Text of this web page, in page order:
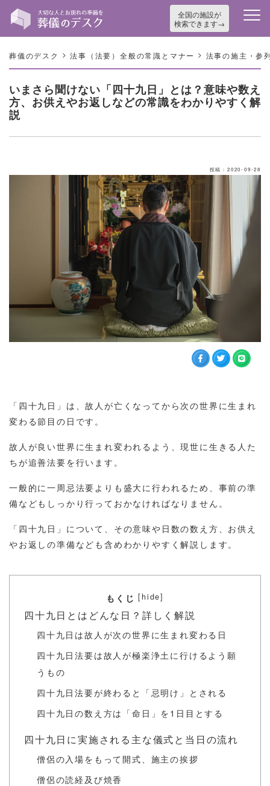
全国の施設が
検索できます
葬儀のデスク >法事（法要）全般の常識とマナー > 法事の施主・参
いまさら聞けない「四十九日」とは？意味や数え
方、お供えやお返しなどの常識をわかりやすく解
説
投稿：2020-09-28
「四十九日」は、故人が亡くなってから次の世界に生まれ
変わる節目の日です。
故人が良い世界に生まれ変われるよう、現世に生きる人た
ちが追善法要を行います。
一般的に一周忌法要よりも盛大に行われるため、事前の準
備などもしっかり行っておかなければなりません。
「四十九日」について、その意味や日数の数え方、お供え
やお返しの準備なども含めわかりやすく解説します。
もくじ [hide]
四十九日とはどんな日？詳しく解説
四十九日は故人が次の世界に生まれ変わる日
四十九日法要は故人が極楽浄土に行けるよう願
うもの
四十九日法要が終わると「忌明け」とされる
四十九日の数え方は「命日」を1日目とする
四十九日に実施される主な儀式と当日の流れ
僧侶の入場をもって開式、施主の挨拶
僧侶の読経及び焼香